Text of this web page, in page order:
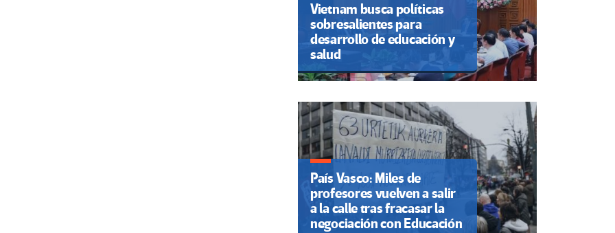
Vietnam busca políticas
sobresalientes para
desarrollo de educación y
salud
País Vasco: Miles de
profesores vuelven a salir
a la calle tras fracasar la
negociación con Educación